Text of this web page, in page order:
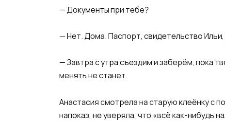
— Документы при тебе?
— Нет. Дома. Паспорт, свидетельство
— Завтра с утра съездим и заберём, пока
менять не станет.
Анастасия смотрела на старую клеёнку с
напоказ, не уверяла, что «всё как-нибудь